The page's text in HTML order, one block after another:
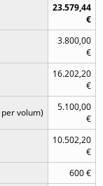
23.579,44
€
3.800,00
€
16.202,20
€
volum)
5.100,00
€
10.502,20
€
600 €